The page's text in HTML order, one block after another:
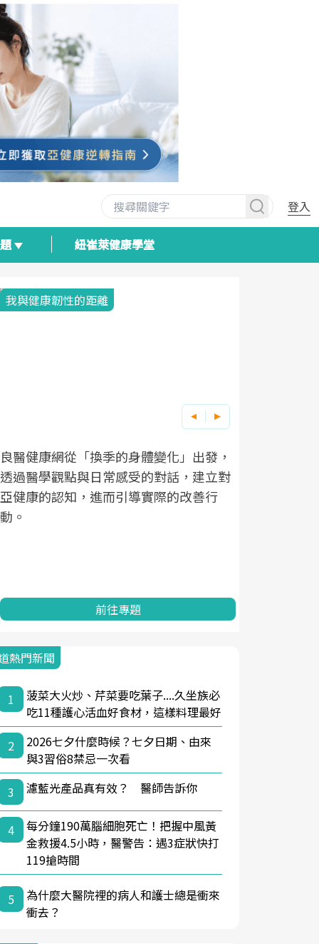
登入
紐崔萊健康學堂
與健康韌性的距離
醫健康網從「換季的身體變化」出發，
過醫學觀點與日常感受的對話，建立對
健康的認知，進而引導實際的改善行
。
前往專題
熱門新聞
1
菠菜大火炒、芹菜要吃葉子....久坐族必
吃11種護心活血好食材，這樣料理最好
2
2026七夕什麼時候？七夕日期、由來
與3習俗8禁忌一次看
3
濾藍光產品真有效？ 醫師告訴你
4
每分鐘190萬腦細胞死亡！把握中風黃
金救援4.5小時，醫警告：遇3症狀快打
119搶時間
5
為什麼大醫院裡的病人和護士總是衝來
衝去？